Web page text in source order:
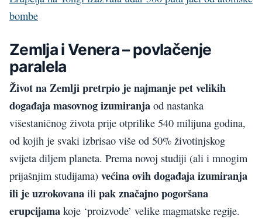
bombe
Zemlja i Venera – povlačenje
paralela
Život na Zemlji pretrpio je najmanje pet velikih
događaja masovnog izumiranja od nastanka
višestaničnog života prije otprilike 540 milijuna godina,
od kojih je svaki izbrisao više od 50% životinjskog
svijeta diljem planeta. Prema novoj studiji (ali i mnogim
prijašnjim studijama) većina ovih događaja izumiranja
ili je uzrokovana ili pak značajno pogoršana
erupcijama koje ‘proizvode’ velike magmatske regije.